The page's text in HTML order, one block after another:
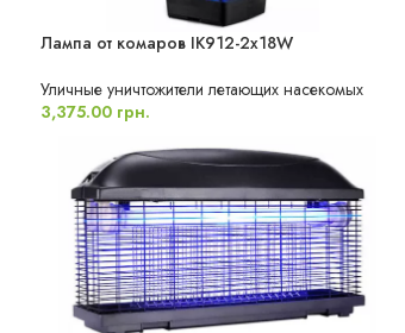
НОВИНКА
ВЛАГОЗАЩИЩЕННЫЙ
Лампа от комаров IK912-2x18W
Уличные уничтожители летающих насекомых
3,375.00 грн.